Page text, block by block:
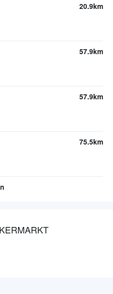
20.9km
57.9km
57.9km
75.5km